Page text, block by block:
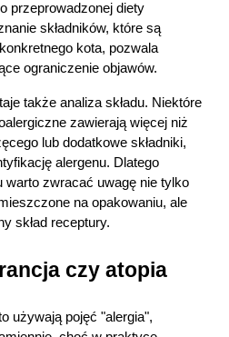
przeprowadzonej diety
składników, które są
kota, pozwala
ograniczenie objawów.
także analiza składu. Niektóre
zawierają więcej niż
lub dodatkowe składniki,
alergenu. Dlatego
warto zwracać uwagę nie tylko
na opakowaniu, ale
skład receptury.
czy atopia
używają pojęć "alergia",